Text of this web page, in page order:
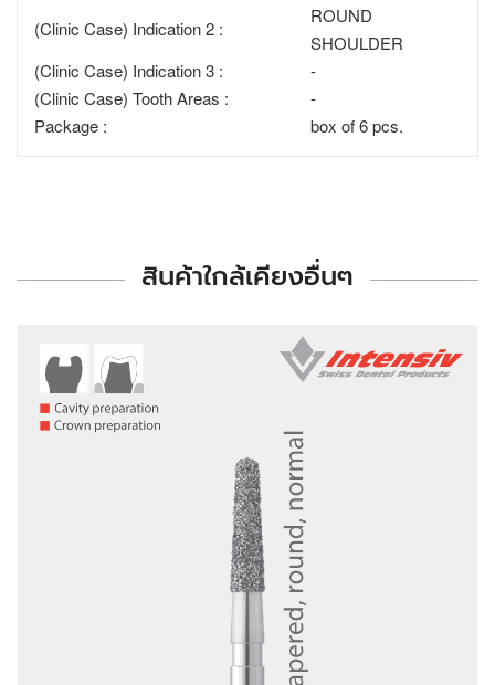
(Clinic Case) Indication 2 :
ROUND
SHOULDER
(Clinic Case) Indication 3 :
-
(Clinic Case) Tooth Areas :
-
Package :
box of 6 pcs.
สินค้าใกล้เคียงอื่นๆ